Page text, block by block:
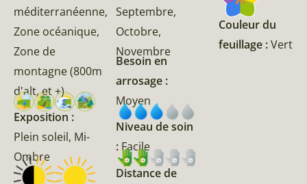
méditerranéenne,
Zone océanique,
Zone de
montagne (800m
d'alt, et +)
Exposition :
Plein soleil, Mi-
Ombre
Septembre,
Octobre,
Novembre
Besoin en
arrosage :
Moyen
Niveau de soin
: Facile
Distance de
Couleur du
feuillage :Vert